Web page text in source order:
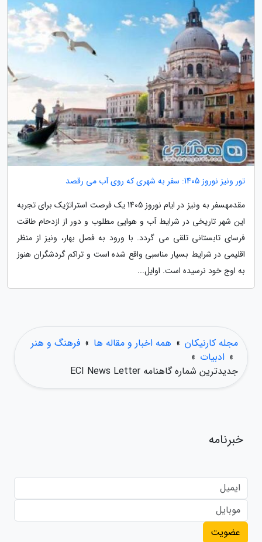
تور ونیز نوروز 1405: سفر به شهری که روی آب می رقصد
مقدمهسفر به ونیز در ایام نوروز 1405 یک فرصت استراتژیک برای تجربه
این شهر تاریخی در شرایط آب و هوایی مطلوب و دور از ازدحام طاقت
فرسای تابستانی تلقی می گردد. با ورود به فصل بهار، ونیز از منظر
اقلیمی در شرایط بسیار مناسبی واقع شده است و تراکم گردشگران هنوز
به اوج خود نرسیده است. اوایل...
مجله کارنیکان » همه اخبار و مقاله ها » فرهنگ و هنر
» ادبیات »
جدیدترین شماره گاهنامه ECI News Letter
خبرنامه
عضویت